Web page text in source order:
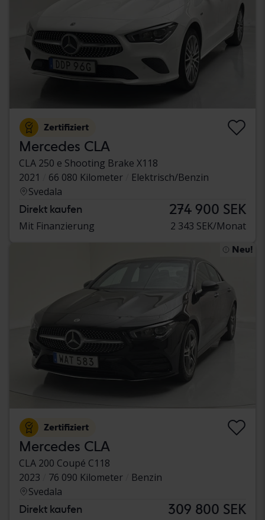
Zertifiziert
Mercedes CLA
CLA 250 e Shooting Brake X118
2021
66 080 Kilometer
Elektrisch/Benzin
Svedala
Direkt kaufen 274 900 SEK
Mit Finanzierung 2 343 SEK/Monat
Neu!
Zertifiziert
Mercedes CLA
CLA 200 Coupé C118
2023
76 090 Kilometer
Benzin
Svedala
Direkt kaufen 309 800 SEK